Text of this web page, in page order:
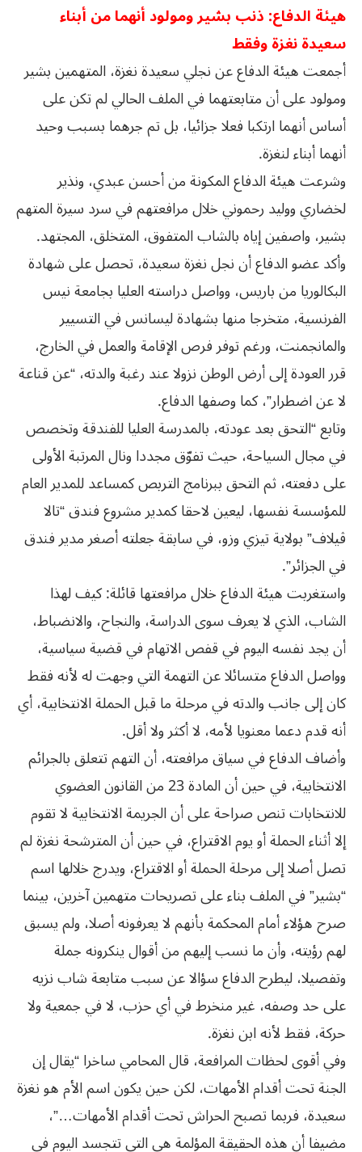
هيئة الدفاع: ذنب بشير ومولود أنهما من أبناء
سعيدة نغزة وفقط
أجمعت هيئة الدفاع عن نجلي سعيدة نغزة، المتهمين بشير
ومولود على أن متابعتهما في الملف الحالي لم تكن على
أساس أنهما ارتكبا فعلا جزائيا، بل تم جرهما بسبب وحيد
أنهما أبناء لنغزة.
وشرعت هيئة الدفاع المكونة من أحسن عبدي، ونذير
لخضاري ووليد رحموني خلال مرافعتهم في سرد سيرة المتهم
بشير، واصفين إياه بالشاب المتفوق، المتخلق، المجتهد.
وأكد عضو الدفاع أن نجل نغزة سعيدة، تحصل على شهادة
البكالوريا من باريس، وواصل دراسته العليا بجامعة نيس
الفرنسية، متخرجا منها بشهادة ليسانس في التسيير
والمانجمنت، ورغم توفر فرص الإقامة والعمل في الخارج،
قرر العودة إلى أرض الوطن نزولا عند رغبة والدته، “عن قناعة
لا عن اضطرار”، كما وصفها الدفاع.
وتابع “التحق بعد عودته، بالمدرسة العليا للفندقة وتخصص
في مجال السياحة، حيث تفوّق مجددا ونال المرتبة الأولى
على دفعته، ثم التحق ببرنامج التربص كمساعد للمدير العام
للمؤسسة نفسها، ليعين لاحقا كمدير مشروع فندق “تالا
ڨيلاف” بولاية تيزي وزو، في سابقة جعلته أصغر مدير فندق
في الجزائر”.
واستغربت هيئة الدفاع خلال مرافعتها قائلة: كيف لهذا
الشاب، الذي لا يعرف سوى الدراسة، والنجاح، والانضباط،
أن يجد نفسه اليوم في قفص الاتهام في قضية سياسية،
وواصل الدفاع متسائلا عن التهمة التي وجهت له لأنه فقط
كان إلى جانب والدته في مرحلة ما قبل الحملة الانتخابية، أي
أنه قدم دعما معنويا لأمه، لا أكثر ولا أقل.
وأضاف الدفاع في سياق مرافعته، أن التهم تتعلق بالجرائم
الانتخابية، في حين أن المادة 23 من القانون العضوي
للانتخابات تنص صراحة على أن الجريمة الانتخابية لا تقوم
إلا أثناء الحملة أو يوم الاقتراع، في حين أن المترشحة نغزة لم
تصل أصلا إلى مرحلة الحملة أو الاقتراع، ويدرج خلالها اسم
“بشير” في الملف بناء على تصريحات متهمين آخرين، بينما
صرح هؤلاء أمام المحكمة بأنهم لا يعرفونه أصلا، ولم يسبق
لهم رؤيته، وأن ما نسب إليهم من أقوال ينكرونه جملة
وتفصيلا، ليطرح الدفاع سؤالا عن سبب متابعة شاب نزيه
على حد وصفه، غير منخرط في أي حزب، لا في جمعية ولا
حركة، فقط لأنه ابن نغزة.
وفي أقوى لحظات المرافعة، قال المحامي ساخرا “يقال إن
الجنة تحت أقدام الأمهات، لكن حين يكون اسم الأم هو نغزة
سعيدة، فربما تصبح الحراش تحت أقدام الأمهات…”،
مضيفا أن هذه الحقيقة المؤلمة هي التي تتجسد اليوم في